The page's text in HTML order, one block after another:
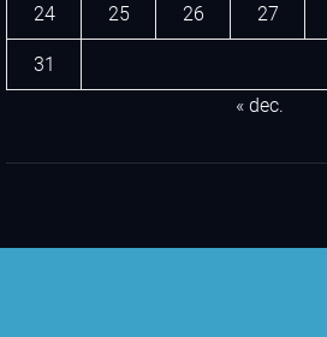
24 25 26 27
31
« dec.